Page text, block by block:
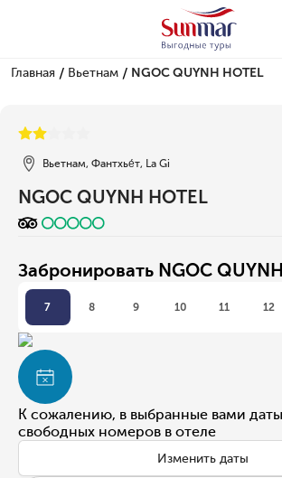
Главная / Вьетнам / NGOC QUYNH HOTEL
Вьетнам, Фантхье́т, La Gi
NGOC QUYNH HOTEL
Забронировать NGOC
7 8 9 10 11 12
К сожалению, в выбранные вами
свободных номеров в отеле
Изменить даты